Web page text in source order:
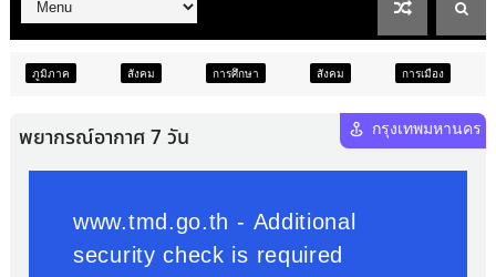
การศึกษา สังคม การเมือง ภูมิภาค